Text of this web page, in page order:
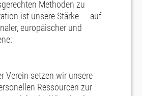
Methoden zu
ist unsere Stärke ­­– auf
europäischer und
Verein setzen wir unsere
Ressourcen zur